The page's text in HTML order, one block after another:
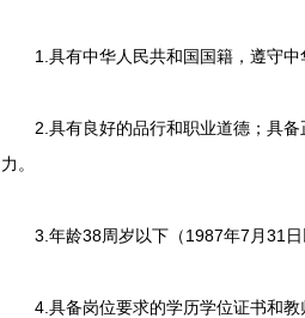
1.具有中华人民共和国国籍，遵守中
2.具有良好的品行和职业道德；具备
力。
3.年龄38周岁以下（1987年7月31日
4.具备岗位要求的学历学位证书和教